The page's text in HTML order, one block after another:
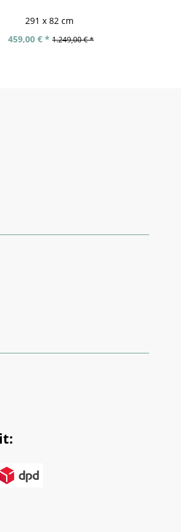
291 x 82 cm
459,00 € * 1.249,00 € *